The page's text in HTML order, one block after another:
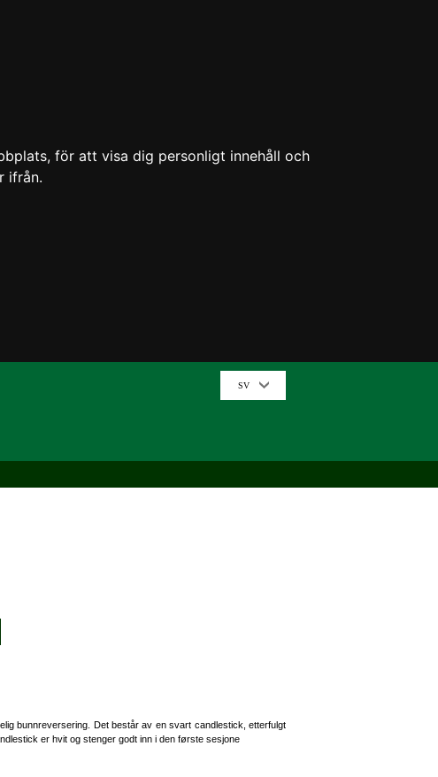
för att visa dig personligt innehåll och
ifrån.
SV
bunnreversering. Det består av en svart candlestick, etterfulgt
er hvit og stenger godt inn i den første sesjone